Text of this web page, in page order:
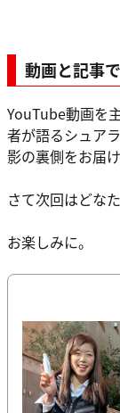
動画と記事
YouTube動画を
者が語るシュア
影の裏側をお届
さて次回はどな
お楽しみに。